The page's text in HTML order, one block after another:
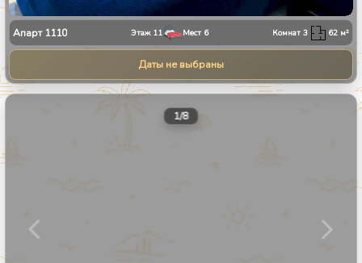
Апарт 1110 Этаж 11 Мест 6 Комнат3 62 м²
Даты не выбраны
1/8